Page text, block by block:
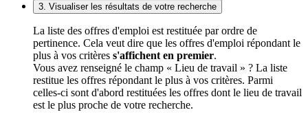
3. Visualiser les résultats de votre recherche
La liste des offres d'emploi est restituée par ordre de
pertinence. Cela veut dire que les offres d'emploi répondant le
plus à vos critères s'affichent en premier.
Vous avez renseigné le champ « Lieu de travail » ? La liste
restitue les offres répondant le plus à vos critères. Parmi
celles-ci sont d'abord restituées les offres dont le lieu de travail
est le plus proche de votre recherche.